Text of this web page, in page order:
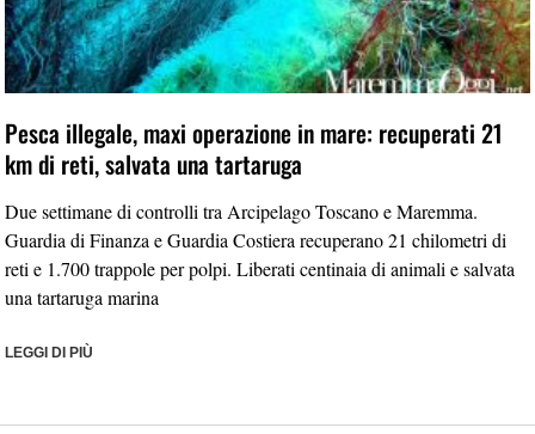
Pesca illegale, maxi operazione in mare: recuperati 21
km di reti, salvata una tartaruga
Due settimane di controlli tra Arcipelago Toscano e Maremma.
Guardia di Finanza e Guardia Costiera recuperano 21 chilometri di
reti e 1.700 trappole per polpi. Liberati centinaia di animali e salvata
una tartaruga marina
LEGGI DI PIÙ